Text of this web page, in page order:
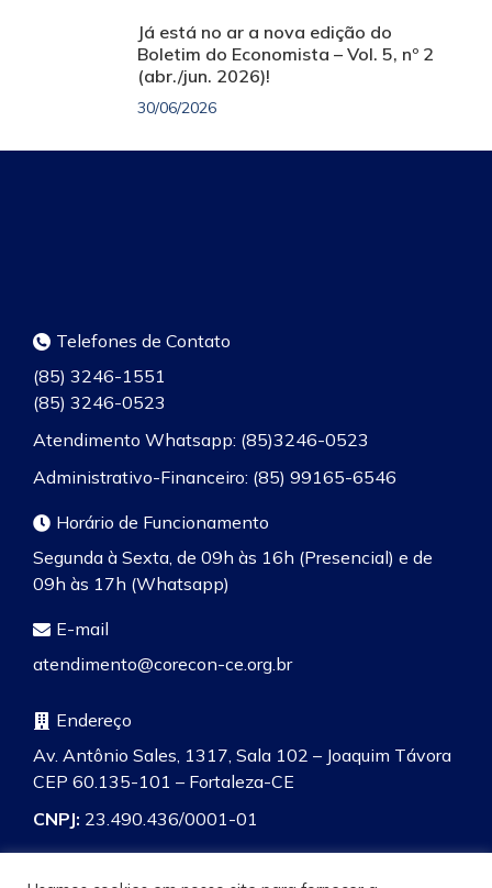
Já está no ar a nova edição do
Boletim do Economista – Vol. 5, nº 2
(abr./jun. 2026)!
30/06/2026
Telefones de Contato
(85) 3246-1551
(85) 3246-0523
Atendimento Whatsapp: (85)3246-0523
Administrativo-Financeiro: (85) 99165-6546
Horário de Funcionamento
Segunda à Sexta, de 09h às 16h (Presencial) e de
09h às 17h (Whatsapp)
E-mail
atendimento@corecon-ce.org.br
Endereço
Av. Antônio Sales, 1317, Sala 102 – Joaquim Távora
CEP 60.135-101 – Fortaleza-CE
CNPJ: 23.490.436/0001-01